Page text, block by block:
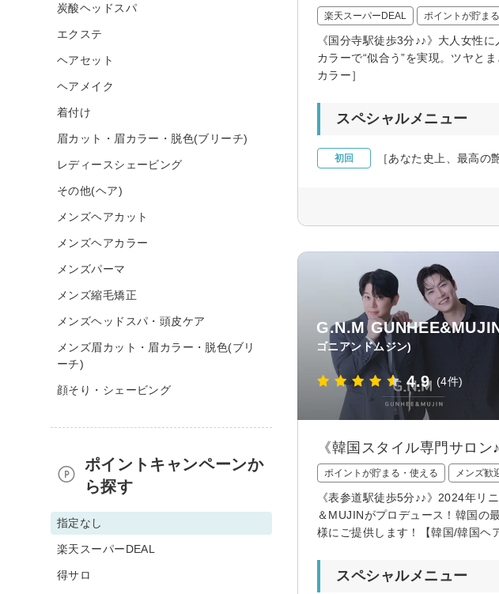
楽天スーパーDEAL ポイントが貯ま
《国分寺駅徒歩3分♪♪》大人女性
カラーで“似合う”を実現。ツヤと
カラー］
スペシャルメニュー
初回 ［あなた史上、最高
G.N.M
ゴニアンドムジン)
4.9 (4件)
《韓国スタイル専門サロ
ポイントが貯まる・使える メンズ歓
《表参道駅徒歩5分♪♪》2024年リ
＆MUJINがプロデュース！韓国の
様にご提供します！【韓国/韓国ヘ
スペシャルメニュー
炭酸ヘッドスパ
エクステ
ヘアセット
ヘアメイク
着付け
眉カット・眉カラー・脱色(ブリーチ)
レディースシェービング
その他(ヘア)
メンズヘアカット
メンズヘアカラー
メンズパーマ
メンズ縮毛矯正
メンズヘッドスパ・頭皮ケア
メンズ眉カット・眉カラー・脱色(ブリ
ーチ)
顔そり・シェービング
ポイントキャンペーンか
ら探す
指定なし
楽天スーパーDEAL
得サロ